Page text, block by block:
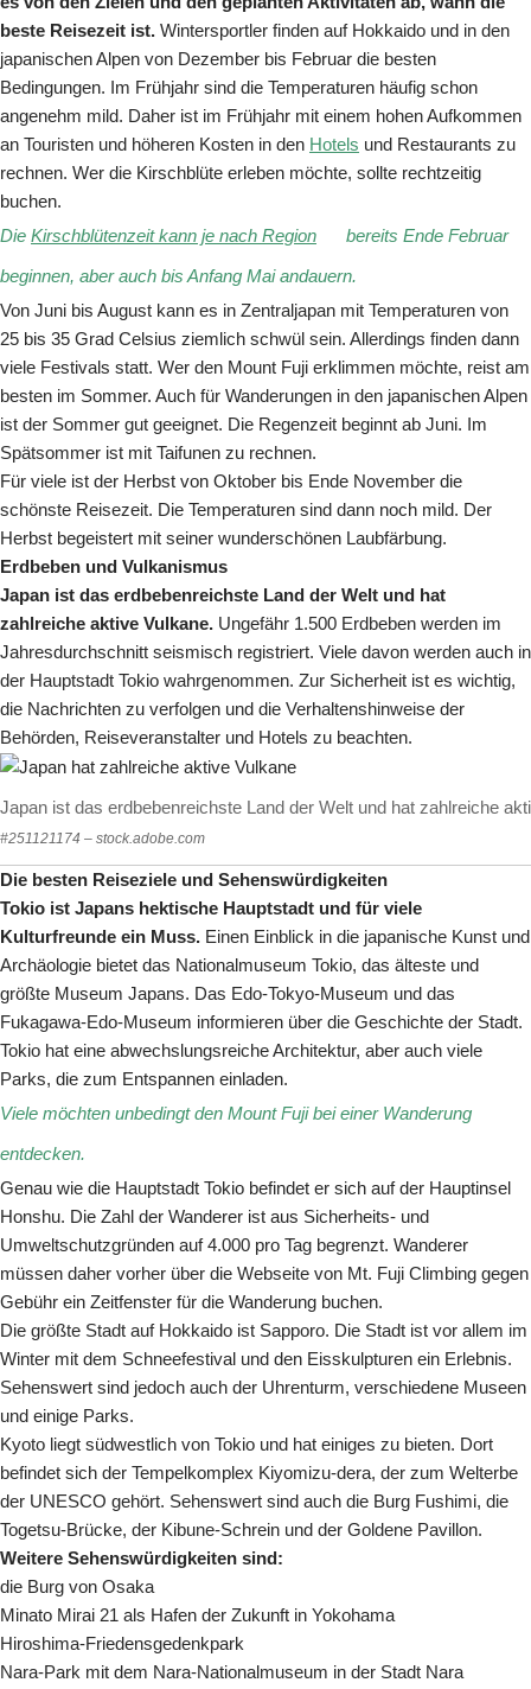
beste Reisezeit ist. Wintersportler finden auf Hokkaido und in den
japanischen Alpen von Dezember bis Februar die besten
Bedingungen. Im Frühjahr sind die Temperaturen häufig schon
angenehm mild. Daher ist im Frühjahr mit einem hohen Aufkommen
an Touristen und höheren Kosten in den Hotels und Restaurants zu
rechnen. Wer die Kirschblüte erleben möchte, sollte rechtzeitig
buchen.
Die Kirschblütenzeit kann je nach Region
bereits Ende Februar
beginnen, aber auch bis Anfang Mai andauern.
Von Juni bis August kann es in Zentraljapan mit Temperaturen von
25 bis 35 Grad Celsius ziemlich schwül sein. Allerdings finden dann
viele Festivals statt. Wer den Mount Fuji erklimmen möchte, reist am
besten im Sommer. Auch für Wanderungen in den japanischen Alpen
ist der Sommer gut geeignet. Die Regenzeit beginnt ab Juni. Im
Spätsommer ist mit Taifunen zu rechnen.
Für viele ist der Herbst von Oktober bis Ende November die
schönste Reisezeit. Die Temperaturen sind dann noch mild. Der
Herbst begeistert mit seiner wunderschönen Laubfärbung.
Erdbeben und Vulkanismus
Japan ist das erdbebenreichste Land der Welt und hat
zahlreiche aktive Vulkane. Ungefähr 1.500 Erdbeben werden im
Jahresdurchschnitt seismisch registriert. Viele davon werden auch in
der Hauptstadt Tokio wahrgenommen. Zur Sicherheit ist es wichtig,
die Nachrichten zu verfolgen und die Verhaltenshinweise der
Behörden, Reiseveranstalter und Hotels zu beachten.
Japan ist das erdbebenreichste Land der Welt und hat zahlreiche
#251121174 – stock.adobe.com
Die besten Reiseziele und Sehenswürdigkeiten
Tokio ist Japans hektische Hauptstadt und für viele
Kulturfreunde ein Muss. Einen Einblick in die japanische Kunst und
Archäologie bietet das Nationalmuseum Tokio, das älteste und
größte Museum Japans. Das Edo-Tokyo-Museum und das
Fukagawa-Edo-Museum informieren über die Geschichte der Stadt.
Tokio hat eine abwechslungsreiche Architektur, aber auch viele
Parks, die zum Entspannen einladen.
Viele möchten unbedingt den Mount Fuji bei einer Wanderung
entdecken.
Genau wie die Hauptstadt Tokio befindet er sich auf der Hauptinsel
Honshu. Die Zahl der Wanderer ist aus Sicherheits- und
Umweltschutzgründen auf 4.000 pro Tag begrenzt. Wanderer
müssen daher vorher über die Webseite von Mt. Fuji Climbing gegen
Gebühr ein Zeitfenster für die Wanderung buchen.
Die größte Stadt auf Hokkaido ist Sapporo. Die Stadt ist vor allem im
Winter mit dem Schneefestival und den Eisskulpturen ein Erlebnis.
Sehenswert sind jedoch auch der Uhrenturm, verschiedene Museen
und einige Parks.
Kyoto liegt südwestlich von Tokio und hat einiges zu bieten. Dort
befindet sich der Tempelkomplex Kiyomizu-dera, der zum Welterbe
der UNESCO gehört. Sehenswert sind auch die Burg Fushimi, die
Togetsu-Brücke, der Kibune-Schrein und der Goldene Pavillon.
Weitere Sehenswürdigkeiten sind:
die Burg von Osaka
Minato Mirai 21 als Hafen der Zukunft in Yokohama
Hiroshima-Friedensgedenkpark
Nara-Park mit dem Nara-Nationalmuseum in der Stadt Nara